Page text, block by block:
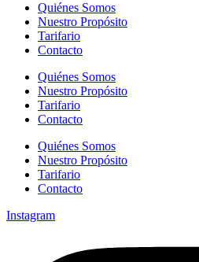
Quiénes Somos
Nuestro Propósito
Tarifario
Contacto
Quiénes Somos
Nuestro Propósito
Tarifario
Contacto
Quiénes Somos
Nuestro Propósito
Tarifario
Contacto
Instagram